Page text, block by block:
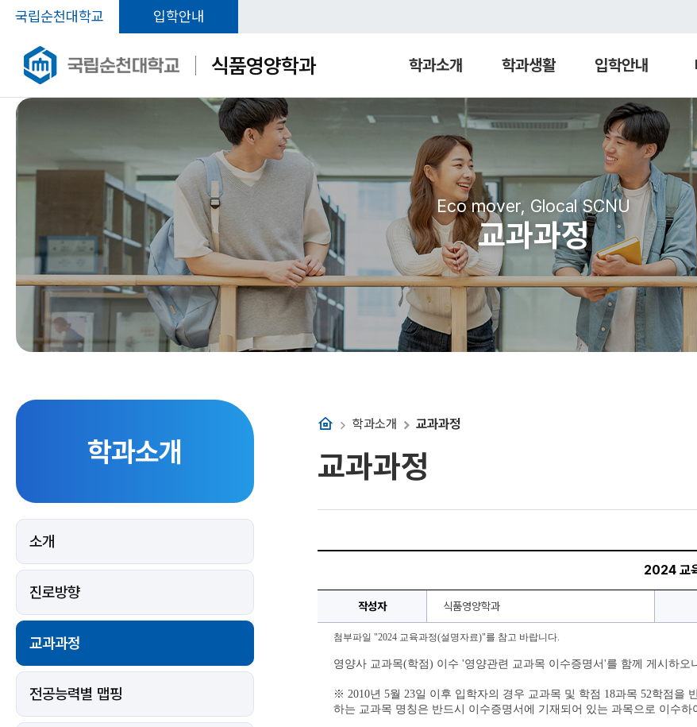
국립순천대학교 입학안내
식품영양학과 학과소개 학과생활 입학안내
Eco mover, Glocal SCNU
교과과정
홈 학과소개 교과과정
학과소개
소개
진로방향
교과과정
전공능력별 맵핑
교과과정
과
대
2024 교
작성자 식품영양학과
첨부파일 "2024 교육과정(설명자료)"를 참고 바랍니다.
영양사 교과목(학점) 이수 '영양관련 교과목 이수증명서'를 함께 게시하오
※ 2010년 5월 23일 이후 입학자의 경우 교과목 및 학점 18과목 52학점을
하는 교과목 명칭은 반드시 이수증명서에 기재되어 있는 과목으로 이수하